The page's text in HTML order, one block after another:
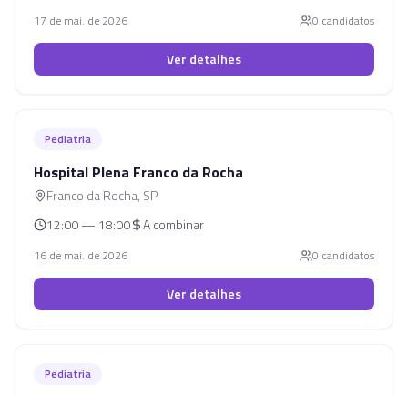
17 de mai. de 2026 0 candidatos
Ver detalhes
Pediatria
Hospital Plena Franco da Rocha
Franco da Rocha, SP
12:00 — 18:00
A combinar
16 de mai. de 2026 0 candidatos
Ver detalhes
Pediatria